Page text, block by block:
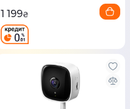
1 199₴